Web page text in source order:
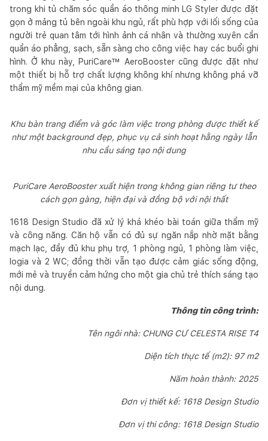
trong khi tủ chăm sóc quần áo thông minh LG Styler được đặt
gọn ở mảng tủ bên ngoài khu ngủ, rất phù hợp với lối sống của
người trẻ quan tâm tới hình ảnh cá nhân và thường xuyên cần
quần áo phẳng, sạch, sẵn sàng cho công việc hay các buổi ghi
hình. Ở khu này, PuriCare™ AeroBooster cũng được đặt như
một thiết bị hỗ trợ chất lượng không khí nhưng không phá vỡ
thẩm mỹ mềm mại của không gian.
Khu bàn trang điểm và góc làm việc trong phòng được thiết kế
như một background đẹp, phục vụ cả sinh hoạt hằng ngày lẫn
nhu cầu sáng tạo nội dung
PuriCare AeroBooster xuất hiện trong không gian riêng tư theo
cách gọn gàng, hiện đại và đồng bộ với nội thất
1618 Design Studio đã xử lý khá khéo bài toán giữa thẩm mỹ
và công năng. Căn hộ vẫn có đủ sự ngăn nắp nhờ mặt bằng
mạch lạc, đầy đủ khu phụ trợ, 1 phòng ngủ, 1 phòng làm việc,
logia và 2 WC; đồng thời vẫn tạo được cảm giác sống động,
mới mẻ và truyền cảm hứng cho một gia chủ trẻ thích sáng tạo
nội dung.
Thông tin công trình:
Tên ngôi nhà: CHUNG CƯ CELESTA RISE T4
Diện tích thực tế (m2): 97 m2
Năm hoàn thành: 2025
Đơn vị thiết kế: 1618 Design Studio
Đơn vị thi công: 1618 Design Studio